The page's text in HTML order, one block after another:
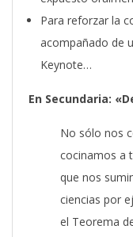
Para reforzar la
acompañado de
Keynote…
En Secundaria:
No sólo nos
cocinamos a
que nos
ciencias por
el Teorema